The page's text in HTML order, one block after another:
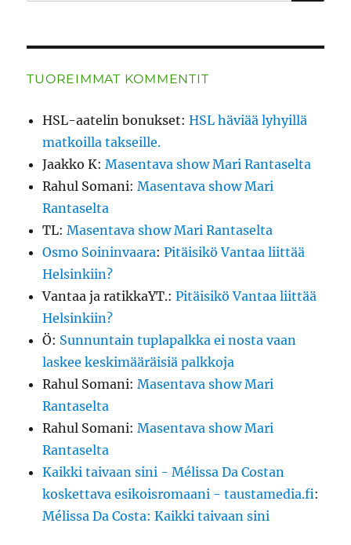
TUOREIMMAT KOMMENTIT
HSL-aatelin bonukset:HSL häviää lyhyillä
matkoilla takseille.
Jaakko K:Masentava show Mari Rantaselta
Rahul Somani:Masentava show Mari
Rantaselta
TL:Masentava show Mari Rantaselta
Osmo Soininvaara:Pitäisikö Vantaa liittää
Helsinkiin?
Vantaa ja ratikkaYT.:Pitäisikö Vantaa liittää
Helsinkiin?
Ö: Sunnuntain tuplapalkka ei nosta vaan
laskee keskimääräisiä palkkoja
Rahul Somani:Masentava show Mari
Rantaselta
Rahul Somani:Masentava show Mari
Rantaselta
Kaikki taivaan sini - Mélissa Da Costan
koskettava esikoisromaani - taustamedia.fi:
Mélissa Da Costa: Kaikki taivaan sini